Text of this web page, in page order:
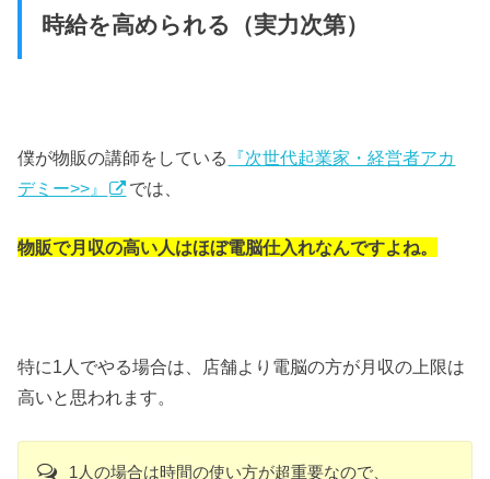
時給を高められる（実力次第）
僕が物販の講師をしている
『次世代起業家・経営者アカ
デミー>> 』 では、
物販で月収の高い人はほぼ電脳仕入れなんですよね。
特に1人でやる場合は、店舗より電脳の方が月収の上限は
高いと思われます。
1人の場合は時間の使い方が超重要なので、